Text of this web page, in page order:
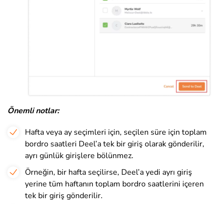
Önemli notlar:
Hafta veya ay seçimleri için, seçilen süre için toplam
bordro saatleri Deel’a tek bir giriş olarak gönderilir,
ayrı günlük girişlere bölünmez.
Örneğin, bir hafta seçilirse, Deel’a yedi ayrı giriş
yerine tüm haftanın toplam bordro saatlerini içeren
tek bir giriş gönderilir.